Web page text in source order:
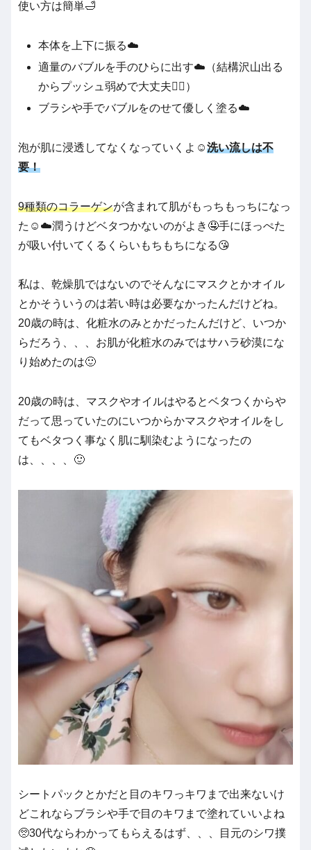
使い方は簡単🛁
本体を上下に振る☁️
適量のバブルを手のひらに出す☁️（結構沢山出る
からプッシュ弱めで大丈夫🙆‍♀️）
ブラシや手でバブルをのせて優しく塗る☁️
泡が肌に浸透してなくなっていくよ☺️洗い流しは不
要！
9種類のコラーゲンが含まれて肌がもっちもっちになっ
た☺️☁️潤うけどベタつかないのがよき🤤手にほっぺた
が吸い付いてくるくらいもちもちになる😘
私は、乾燥肌ではないのでそんなにマスクとかオイル
とかそういうのは若い時は必要なかったんだけどね。
20歳の時は、化粧水のみとかだったんだけど、いつか
らだろう、、、お肌が化粧水のみではサハラ砂漠にな
り始めたのは🙂
20歳の時は、マスクやオイルはやるとベタつくからや
だって思っていたのにいつからかマスクやオイルをし
てもベタつく事なく肌に馴染むようになったの
は、、、、🙂
シートパックとかだと目のキワっキワまで出来ないけ
どこれならブラシや手で目のキワまで塗れていいよね
🥺30代ならわかってもらえるはず、、、目元のシワ撲